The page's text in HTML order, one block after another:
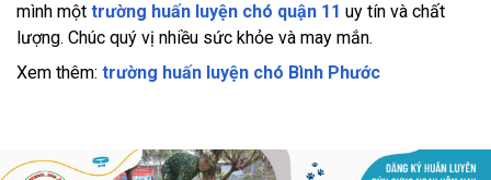
mình một trường huấn luyện chó quận 11 uy tín và chất
lượng. Chúc quý vị nhiều sức khỏe và may mắn.
Xem thêm: trường huấn luyện chó Bình Phước